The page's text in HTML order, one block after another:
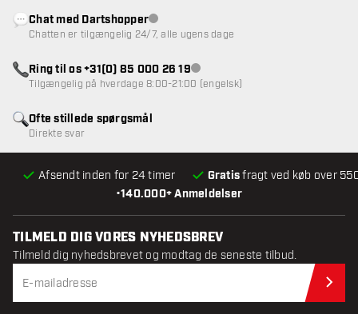
•140.000+ Anmeldelser
Afsendt inden for 24 timer Gratisfragt ved køb over
Ofte stillede spørgsmål
Direkte svar
Chat med DartshopperKundeservice ikke tilgængelig
Chatten er tilgængelig 24/7, alle ugens dage
Ring til os +31(0) 85 000 26 19Kundeservice ikke tilgængelig
Tilgængelig på hverdage 8:00-21:00 (engelsk)
TILMELD DIG VORES NYHEDSBREV
Tilmeld dig nyhedsbrevet og modtag de seneste tilbud.